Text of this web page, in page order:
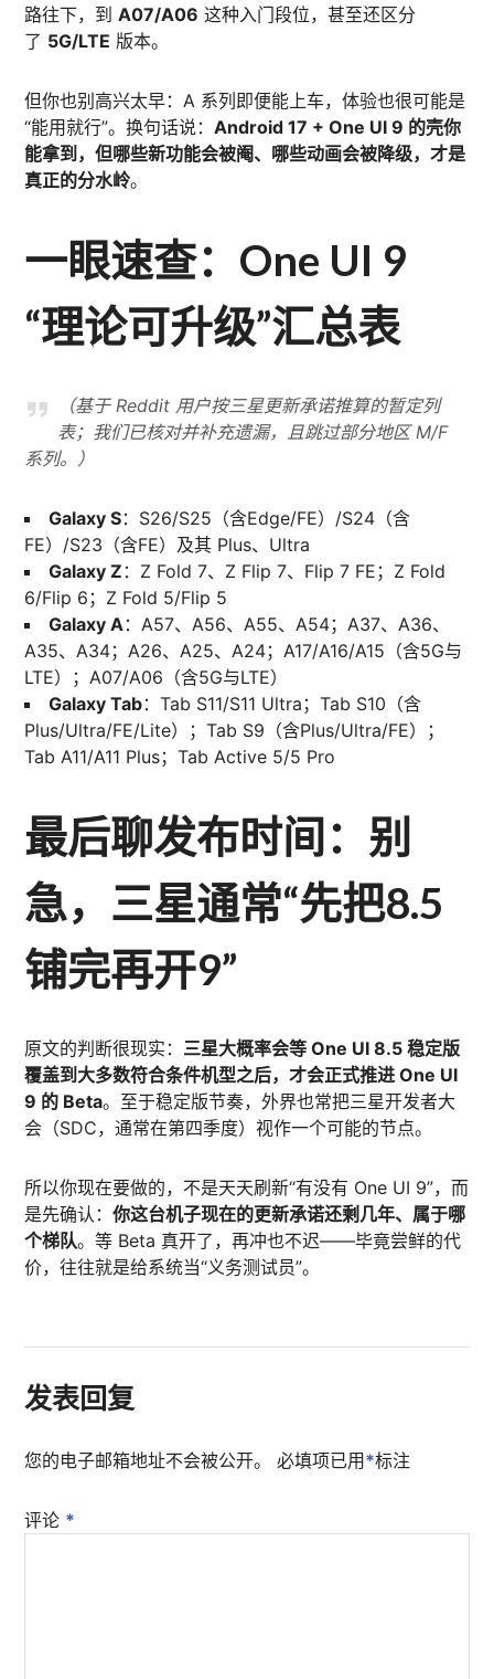
路往下，到A07/A06 这种入门段位，甚至还区分
了 5G/LTE 版本。
但你也别高兴太早：A 系列即便能上车，体验也很可能是
“能用就行”。换句话说：Android 17 + One UI 9 的壳你
能拿到，但哪些新功能会被阉、哪些动画会被降级，才是
真正的分水岭。
一眼速查：One UI 9
“理论可升级”汇总表
（基于 Reddit 用户按三星更新承诺推算的暂定列
表；我们已核对并补充遗漏，且跳过部分地区 M/F
系列。）
Galaxy S：S26/S25（含Edge/FE）/S24（含
FE）/S23（含FE）及其 Plus、Ultra
Galaxy Z ：Z Fold 7、Z Flip 7、Flip 7 FE；Z Fold
6/Flip 6；Z Fold 5/Flip 5
Galaxy A ：A57、A56、A55、A54；A37、A36、
A35、A34；A26、A25、A24；A17/A16/A15（含5G与
LTE）；A07/A06（含5G与LTE）
Galaxy Tab：Tab S11/S11 Ultra；Tab S10（含
Plus/Ultra/FE/Lite）；Tab S9（含Plus/Ultra/FE）；
Tab A11/A11 Plus；Tab Active 5/5 Pro
最后聊发布时间：别
急，三星通常“先把8.5
铺完再开9”
原文的判断很现实： 三星大概率会等 One UI 8.5 稳定版
覆盖到大多数符合条件机型之后，才会正式推进 One UI
9 的 Beta。至于稳定版节奏，外界也常把三星开发者大
会（SDC，通常在第四季度）视作一个可能的节点。
所以你现在要做的，不是天天刷新“有没有 One UI 9”，而
是先确认：你这台机子现在的更新承诺还剩几年、属于哪
个梯队。等 Beta 真开了，再冲也不迟——毕竟尝鲜的代
价，往往就是给系统当“义务测试员”。
发表回复
您的电子邮箱地址不会被公开。 必填项已用*标注
评论 *